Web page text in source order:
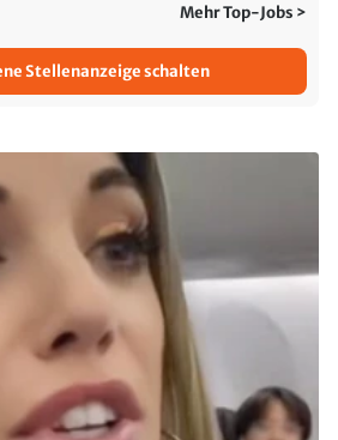
Mehr Top-Jobs >
Stellenanzeige schalten